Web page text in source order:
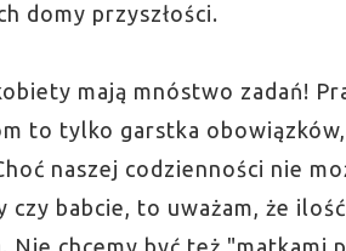
domy przyszłości.
mają mnóstwo zadań!
to tylko garstka
naszej codzienności nie
czy babcie, to uważam, że